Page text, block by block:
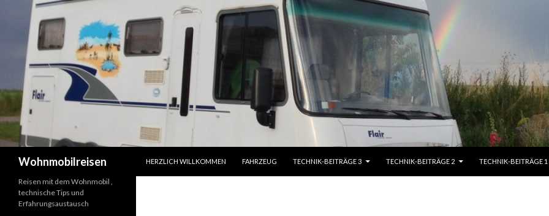
Wohnmobilreisen
HERZLICH WILLKOMMEN
FAHRZEUG TECHNIK-BEITRÄGE 3 TECHNIK-BEITRÄGE 2 TECHNIK-BEITRÄGE 1
Reisen mit dem Wohnmobil ,
technische Tips und
Erfahrungsaustausch